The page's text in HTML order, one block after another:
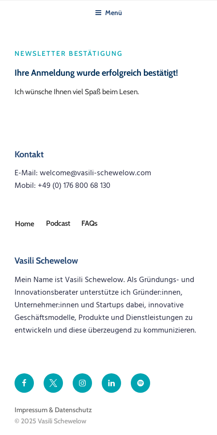
Menü
NEWSLETTER BESTÄTIGUNG
Ihre Anmeldung wurde erfolgreich bestätigt!
Ich wünsche Ihnen viel Spaß beim Lesen.
Kontakt
E-Mail: welcome@vasili-schewelow.com
Mobil: +49 (0) 176 800 68 130
Home Podcast FAQs
Vasili Schewelow
Mein Name ist Vasili Schewelow. Als Gründungs- und
Innovationsberater unterstütze ich Gründer:innen,
Unternehmer:innen und Startups dabei, innovative
Geschäftsmodelle, Produkte und Dienstleistungen zu
entwickeln und diese überzeugend zu kommunizieren.
FacebookTwitter InstagramLinkedIn Spotify
Impressum & Datenschutz